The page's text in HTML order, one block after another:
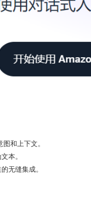
图和上下文。
本。
无缝集成。